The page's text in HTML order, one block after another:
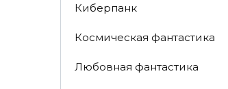
Киберпанк
Космическая фантастика
Любовная фантастика